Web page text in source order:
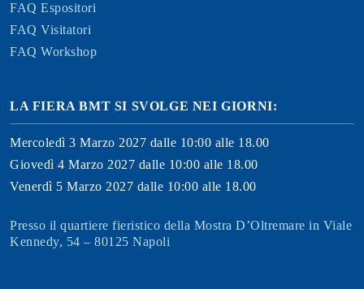
FAQ Espositori
FAQ Visitatori
FAQ Workshop
LA FIERA BMT SI SVOLGE NEI GIORNI:
Mercoledì 3 Marzo 2027 dalle 10:00 alle 18.00
Giovedì 4 Marzo 2027 dalle 10:00 alle 18.00
Venerdì 5 Marzo 2027 dalle 10:00 alle 18.00
Presso il quartiere fieristico della Mostra D’Oltremare in Viale
Kennedy, 54 – 80125 Napoli